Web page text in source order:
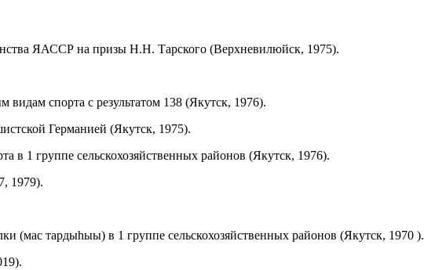
ЯАССР на призы Н.Н. Тарского (Верхневилюйск, 1975).
спорта с результатом 138 (Якутск, 1976).
Германией (Якутск, 1975).
1 группе сельскохозяйственных районов (Якутск, 1976).
1979).
тардыһыы) в 1 группе сельскохозяйственных районов (Якутск, 1970 ).